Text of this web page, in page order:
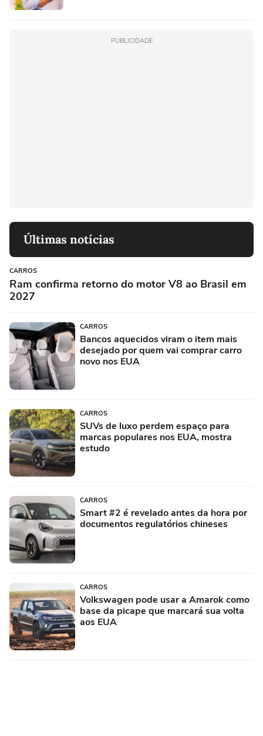
PUBLICIDADE
Últimas notícias
CARROS
Ram confirma retorno do motor V8 ao Brasil em
2027
CARROS
Bancos aquecidos viram o item mais
desejado por quem vai comprar carro
novo nos EUA
CARROS
SUVs de luxo perdem espaço para
marcas populares nos EUA, mostra
estudo
CARROS
Smart #2 é revelado antes da hora por
documentos regulatórios chineses
CARROS
Volkswagen pode usar a Amarok como
base da picape que marcará sua volta
aos EUA